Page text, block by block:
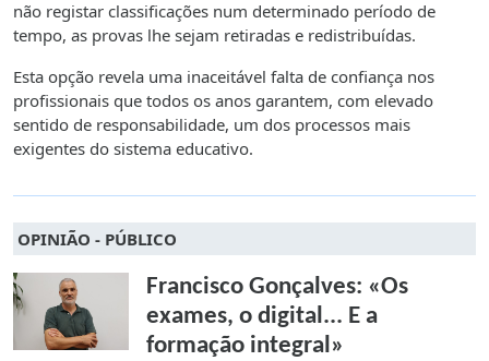
não registar classificações num determinado período de
tempo, as provas lhe sejam retiradas e redistribuídas.
Esta opção revela uma inaceitável falta de confiança nos
profissionais que todos os anos garantem, com elevado
sentido de responsabilidade, um dos processos mais
exigentes do sistema educativo.
OPINIÃO - PÚBLICO
Francisco Gonçalves: «Os
exames, o digital... E a
formação integral»